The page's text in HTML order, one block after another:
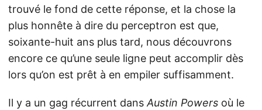
trouvé le fond de cette réponse, et la chose la
plus honnête à dire du perceptron est que,
soixante-huit ans plus tard, nous découvrons
encore ce qu’une seule ligne peut accomplir dès
lors qu’on est prêt à en empiler suffisamment.
Il y a un gag récurrent dans Austin Powers où le